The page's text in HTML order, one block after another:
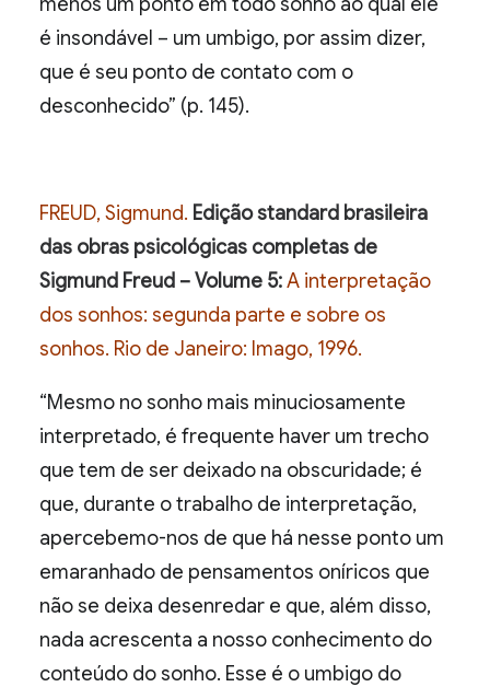
é insondável – um umbigo, por assim dizer,
que é seu ponto de contato com o
desconhecido” (p. 145).
FREUD, Sigmund. Edição standard brasileira
das obras psicológicas completas de
Sigmund Freud – Volume 5:A interpretação
dos sonhos: segunda parte e sobre os
sonhos. Rio de Janeiro: Imago, 1996.
“Mesmo no sonho mais minuciosamente
interpretado, é frequente haver um trecho
que tem de ser deixado na obscuridade; é
que, durante o trabalho de interpretação,
apercebemo-nos de que há nesse ponto um
emaranhado de pensamentos oníricos que
não se deixa desenredar e que, além disso,
nada acrescenta a nosso conhecimento do
conteúdo do sonho. Esse é o umbigo do